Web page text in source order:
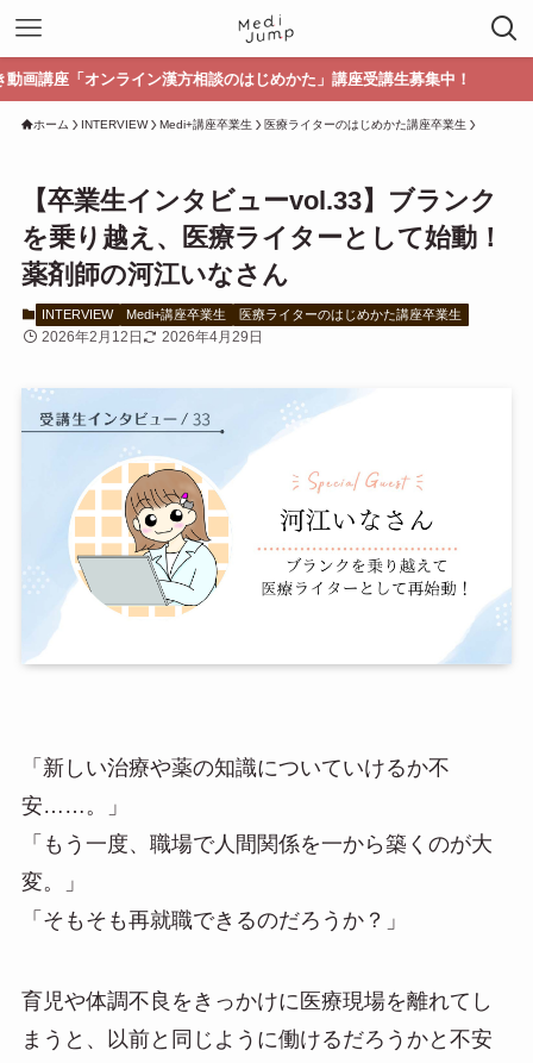
イン漢方相談のはじめかた」講座受講生募集中！
ホーム INTERVIEW Medi+講座卒業生 医療ライターのはじめかた講座卒業生
【卒業生インタビューvol.33】ブランク
を乗り越え、医療ライターとして始動！
薬剤師の河江いなさん
INTERVIEW Medi+講座卒業生 医療ライターのはじめかた講座卒業生
2026年2月12日 2026年4月29日
「新しい治療や薬の知識についていけるか不
安……。」
「もう一度、職場で人間関係を一から築くのが大
変。」
「そもそも再就職できるのだろうか？」
育児や体調不良をきっかけに医療現場を離れてし
まうと、以前と同じように働けるだろうかと不安